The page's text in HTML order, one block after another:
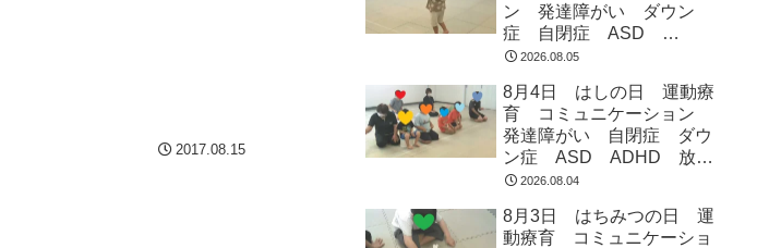
2017.08.15
ン 発達障がい ダウン
症 自閉症 ASD
ADHD 児童発達支援 放
市 つくばみらい市 坂東
市 守谷市
2026.08.05
8月4日 はしの日 運動療
育 コミュニケーション
発達障がい 自閉症 ダウ
ン症 ASD ADHD 放課
後等デイサービス 児童発
らい市 坂東市 守谷市
2026.08.04
8月3日 はちみつの日 運
動療育 コミュニケーショ